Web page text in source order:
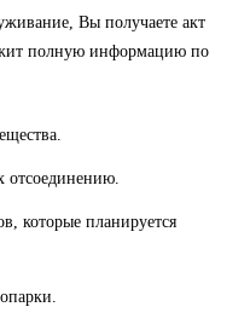
Вы получаете акт
полную информацию по
отсоединению.
которые планируется